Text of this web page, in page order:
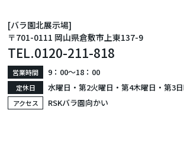
[バラ園北展示場]
〒701-0111 岡山県倉敷市上東137-9
TEL.0120-211-818
営業時間 9：00〜18：00
定休日 水曜日・第2火曜日・第4木曜日・第3
アクセス RSKバラ園向かい